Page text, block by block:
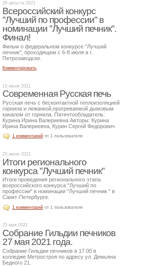
28 августа 2021
Всероссийский конкурс
"Лучший по профессии" в
номинации "Лучший печник".
Финал!
Фильм о федеральном конкурсе "Лучший
печник", проходящем с 6-8 июля в г.
Петрозаводске.
Комментировать
15 июля 2021
Современная Русская печь
Русская печь с бесконтактной теплоизоляцией
горнила и лежанкой,прогреваемой дымовым
каналом от горнила. Патентообладатель:
Курина Ирина Валериевна Авторы: Курина
Ирина Валериевна, Курин Сергей Федорович
1 комментарий от 1 пользователя
25 июня 2021
Итоги регионального
конкурса "Лучший печник"
Итоги проведения регионального этапа
всероссийского конкурса "Лучший по
профессии" в номинации "Лучший печник " в
Санкт-Петербурге.
1 комментарий от 1 пользователя
25 мая 2021
Собрание Гильдии печников
27 мая 2021 года.
Собрание Гильдии печников в 17.00 в
колледже Метростроя по адресу ул. Демьяна
Бедного 21.